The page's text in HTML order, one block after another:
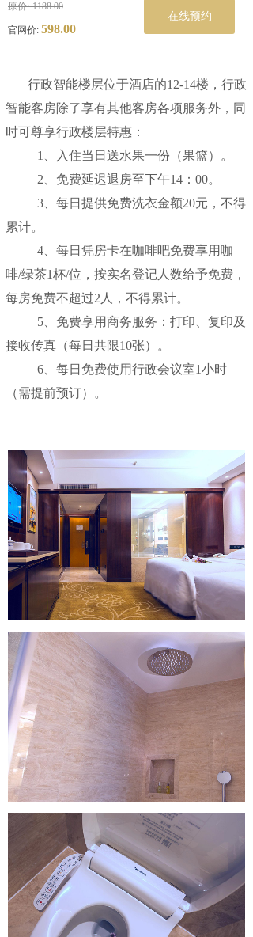
原价: 1188.00
官网价: 598.00
行政智能楼层位于酒店的12-14楼，行政
智能客房除了享有其他客房各项服务外，同
时可尊享行政楼层特惠：
1、入住当日送水果一份（果篮）。
2、免费延迟退房至下午14：00。
3、每日提供免费洗衣金额20元，不得
累计。
4、每日凭房卡在咖啡吧免费享用咖
啡/绿茶1杯/位，按实名登记人数给予免费，
每房免费不超过2人，不得累计。
5、免费享用商务服务：打印、复印及
接收传真（每日共限10张）。
6、每日免费使用行政会议室1小时
（需提前预订）。
在线预约